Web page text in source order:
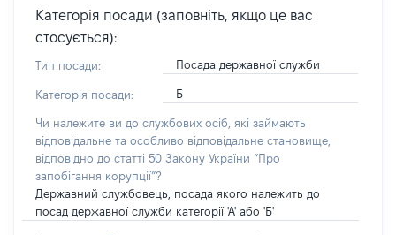
Категорія посади (заповніть, якщо це вас
стосується):
Тип посади: Посада державної служби
Категорія посади: Б
Чи належите ви до службових осіб, які займають
відповідальне та особливо відповідальне становище,
відповідно до статті 50 Закону України “Про
запобігання корупції”?
Державний службовець, посада якого належить до
посад державної служби категорії 'А' або 'Б'